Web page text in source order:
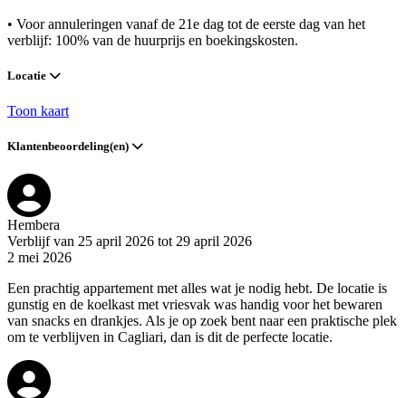
• Voor annuleringen vanaf de 21e dag tot de eerste dag van het
verblijf: 100% van de huurprijs en boekingskosten.
Locatie
Toon kaart
Klantenbeoordeling(en)
Hembera
Verblijf van 25 april 2026 tot 29 april 2026
2 mei 2026
Een prachtig appartement met alles wat je nodig hebt. De locatie is
gunstig en de koelkast met vriesvak was handig voor het bewaren
van snacks en drankjes. Als je op zoek bent naar een praktische plek
om te verblijven in Cagliari, dan is dit de perfecte locatie.